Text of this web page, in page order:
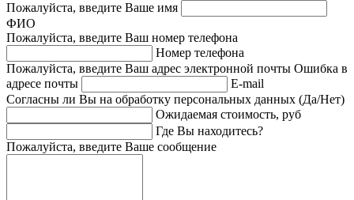
Пожалуйста, введите Ваше имя
ФИО
Пожалуйста, введите Ваш номер телефона
Номер телефона
Пожалуйста, введите Ваш адрес электронной почты Ошибка в
адресе почты
E-mail
Согласны ли Вы на обработку персональных данных (Да/Нет)
Ожидаемая стоимость, руб
Где Вы находитесь?
Пожалуйста, введите Ваше сообщение